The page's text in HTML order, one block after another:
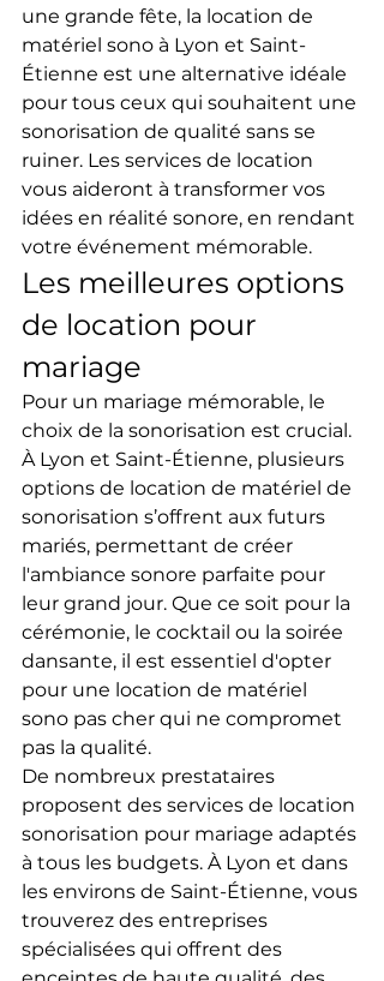
une grande fête, la location de
matériel sono à Lyon et Saint-
Étienne est une alternative idéale
pour tous ceux qui souhaitent une
sonorisation de qualité sans se
ruiner. Les services de location
vous aideront à transformer vos
idées en réalité sonore, en rendant
votre événement mémorable.
Les meilleures options
de location pour
mariage
Pour un mariage mémorable, le
choix de la sonorisation est crucial.
À Lyon et Saint-Étienne, plusieurs
options de location de matériel de
sonorisation s’offrent aux futurs
mariés, permettant de créer
l'ambiance sonore parfaite pour
leur grand jour. Que ce soit pour la
cérémonie, le cocktail ou la soirée
dansante, il est essentiel d'opter
pour une location de matériel
sono pas cher qui ne compromet
pas la qualité.
De nombreux prestataires
proposent des services de location
sonorisation pour mariage adaptés
à tous les budgets. À Lyon et dans
les environs de Saint-Étienne, vous
trouverez des entreprises
spécialisées qui offrent des